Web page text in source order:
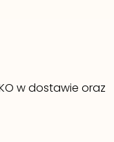
w dostawie oraz